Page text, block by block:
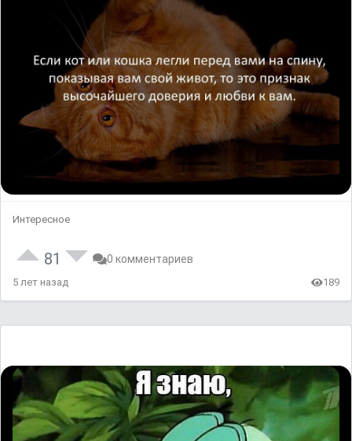
Интересное
81 0 комментариев
5 лет назад 189